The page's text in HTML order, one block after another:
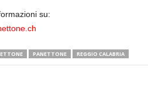
su:
PANETTONE REGGIO CALABRIA